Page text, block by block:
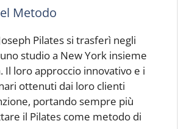
Metodo
Pilates si trasferì negli
studio a New York insieme
Il loro approccio innovativo e i
ottenuti dai loro clienti
portando sempre più
il Pilates come metodo di